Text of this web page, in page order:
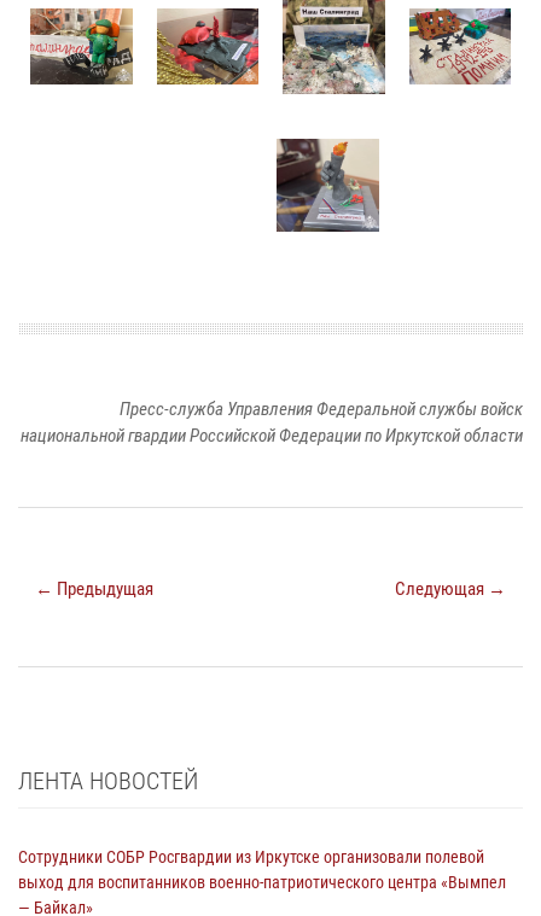
Пресс-служба Управления Федеральной службы войск
национальной гвардии Российской Федерации по Иркутской области
← Предыдущая Следующая →
ЛЕНТА НОВОСТЕЙ
Сотрудники СОБР Росгвардии из Иркутске организовали полевой
выход для воспитанников военно-патриотического центра «Вымпел
— Байкал»